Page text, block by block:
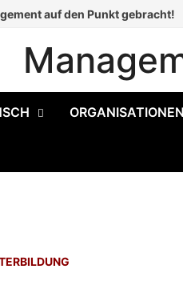
auf den Punkt gebracht!
ORGANISATIONEN